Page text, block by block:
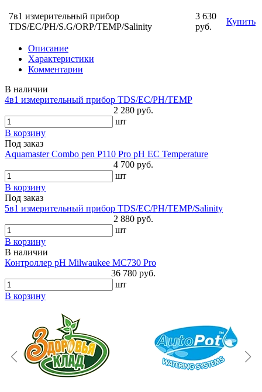
7в1 измерительный прибор
TDS/EC/PH/S.G/ORP/TEMP/Salinity
3 630
руб.
Купить
Описание
Характеристики
Комментарии
В наличии
4в1 измерительный прибор TDS/EC/PH/TEMP
2 280 руб.
шт
В корзину
Под заказ
Aquamaster Combo pen P110 Pro pH EC Temperature
4 700 руб.
шт
В корзину
Под заказ
5в1 измерительный прибор TDS/EC/PH/TEMP/Salinity
2 880 руб.
шт
В корзину
В наличии
Контроллер pH Milwaukee MC730 Pro
36 780 руб.
шт
В корзину